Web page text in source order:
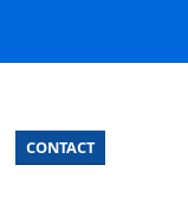
CONTACT